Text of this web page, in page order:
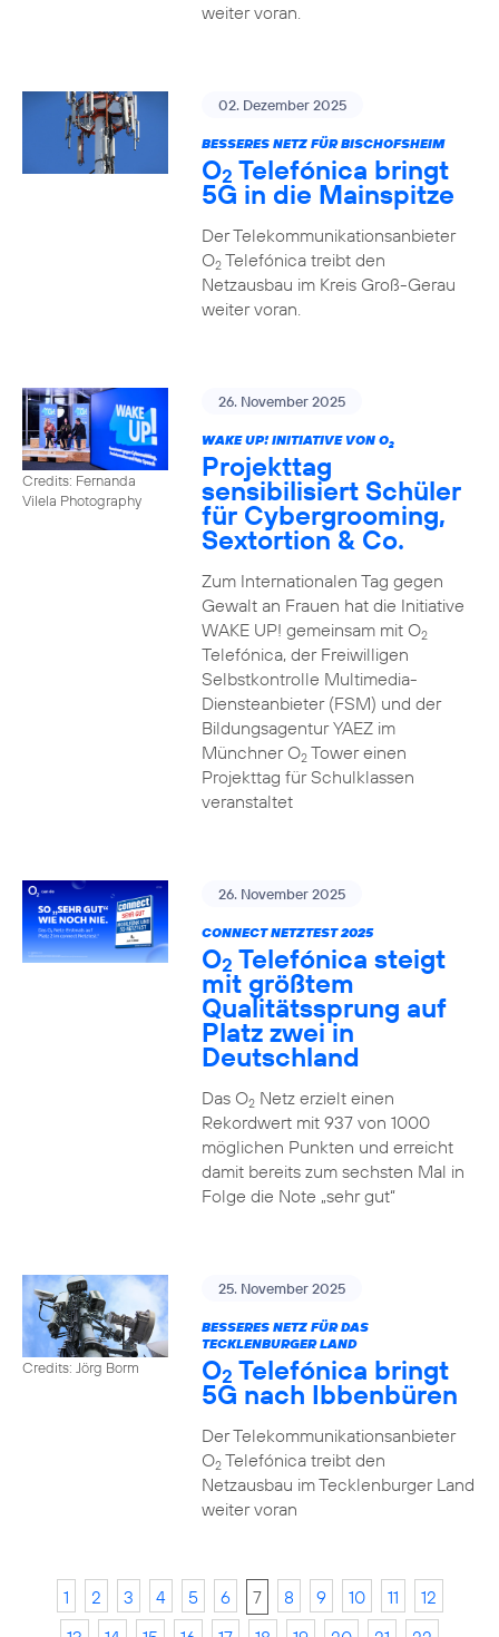
weiter voran.
02. Dezember 2025
BESSERES NETZ FÜR BISCHOFSHEIM
O2 Telefónica bringt
5G in die Mainspitze
Der Telekommunikationsanbieter
O2Telefónica treibt den
Netzausbau im Kreis Groß-Gerau
weiter voran.
Credits: Fernanda
Vilela Photography
26. November 2025
WAKE UP! INITIATIVE VON O2
Projekttag
sensibilisiert Schüler
für Cybergrooming,
Sextortion & Co.
Zum Internationalen Tag gegen
Gewalt an Frauen hat die Initiative
WAKE UP! gemeinsam mit O2
Telefónica, der Freiwilligen
Selbstkontrolle Multimedia-
Diensteanbieter (FSM) und der
Bildungsagentur YAEZ im
Münchner O2Tower einen
Projekttag für Schulklassen
veranstaltet
26. November 2025
CONNECT NETZTEST 2025
O2 Telefónica steigt
mit größtem
Qualitätssprung auf
Platz zwei in
Deutschland
Das O2Netz erzielt einen
Rekordwert mit 937 von 1000
möglichen Punkten und erreicht
damit bereits zum sechsten Mal in
Folge die Note „sehr gut“
Credits: Jörg Borm
25. November 2025
BESSERES NETZ FÜR DAS
TECKLENBURGER LAND
O2 Telefónica bringt
5G nach Ibbenbüren
Der Telekommunikationsanbieter
O2Telefónica treibt den
Netzausbau im Tecklenburger Land
weiter voran
1 2 3 4 5 6 7 8 9 10 11
12